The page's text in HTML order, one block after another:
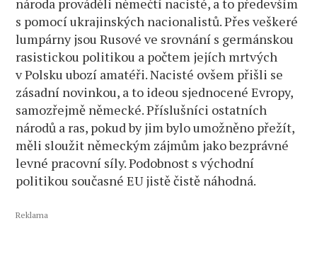
národa prováděli němečtí nacisté, a to především
s pomocí ukrajinských nacionalistů. Přes veškeré
lumpárny jsou Rusové ve srovnání s germánskou
rasistickou politikou a počtem jejích mrtvých
v Polsku ubozí amatéři. Nacisté ovšem přišli se
zásadní novinkou, a to ideou sjednocené Evropy,
samozřejmě německé. Příslušníci ostatních
národů a ras, pokud by jim bylo umožněno přežít,
měli sloužit německým zájmům jako bezprávné
levné pracovní síly. Podobnost s východní
politikou současné EU jistě čistě náhodná.
Reklama